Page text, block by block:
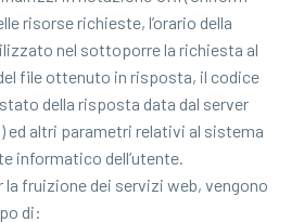
risorse richieste, l’orario della
nel sottoporre la richiesta al
file ottenuto in risposta, il codice
della risposta data dal server
ed altri parametri relativi al sistema
informatico dell’utente.
la fruizione dei servizi web, vengono
di: